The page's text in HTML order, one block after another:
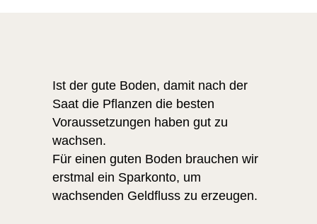
Ist der gute Boden, damit nach der
Saat die Pflanzen die besten
Voraussetzungen haben gut zu
wachsen.
Für einen guten Boden brauchen wir
erstmal ein Sparkonto, um
wachsenden Geldfluss zu erzeugen.